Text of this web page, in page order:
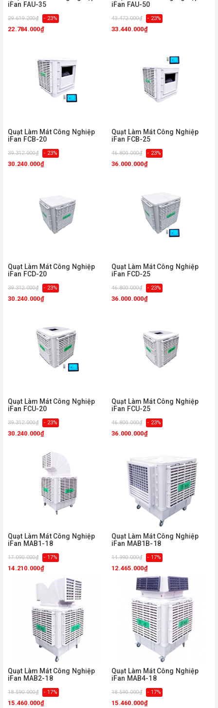
iFan FAU-35
29.619.200₫ - 23%
22.784.000₫
iFan FAU-50
43.472.000₫ - 23%
33.440.000₫
Quạt Làm Mát Công Nghiệp
iFan FCB-20
39.312.000₫ - 23%
30.240.000₫
Quạt Làm Mát Công Nghiệp
iFan FCB-25
46.800.000₫ - 23%
36.000.000₫
Quạt Làm Mát Công Nghiệp
iFan FCD-20
39.312.000₫ - 23%
30.240.000₫
Quạt Làm Mát Công Nghiệp
iFan FCD-25
46.800.000₫ - 23%
36.000.000₫
Quạt Làm Mát Công Nghiệp
iFan FCU-20
39.312.000₫ - 23%
30.240.000₫
Quạt Làm Mát Công Nghiệp
iFan FCU-25
46.800.000₫ - 23%
36.000.000₫
Quạt Làm Mát Công Nghiệp
iFan MAB1-18
17.090.000₫ - 17%
14.210.000₫
Quạt Làm Mát Công Nghiệp
iFan MAB1B-18
14.990.000₫ - 17%
12.465.000₫
Quạt Làm Mát Công Nghiệp
iFan MAB2-18
18.590.000₫ - 17%
15.460.000₫
Quạt Làm Mát Công Nghiệp
iFan MAB4-18
18.590.000₫ - 17%
15.460.000₫